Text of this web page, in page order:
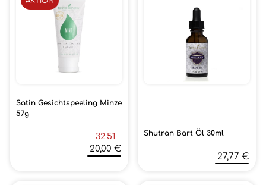
Satin Gesichtspeeling Minze
57g
32.51
20,00 €
Shutran Bart Öl 30ml
27,77 €